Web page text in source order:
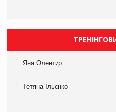
Яна Олентир
Тетяна Ільєнко